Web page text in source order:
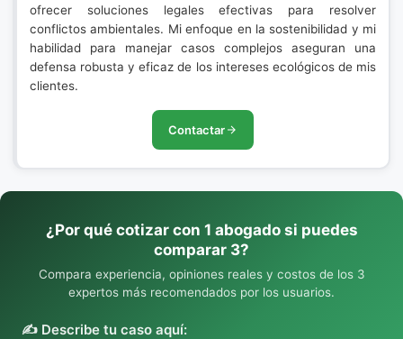
ofrecer soluciones legales efectivas para resolver
conflictos ambientales. Mi enfoque en la sostenibilidad y mi
habilidad para manejar casos complejos aseguran una
defensa robusta y eficaz de los intereses ecológicos de mis
clientes.
Contactar
¿Por qué cotizar con 1 abogado si puedes
comparar 3?
Compara experiencia, opiniones reales y costos de los 3
expertos más recomendados por los usuarios.
✍️ Describe tu caso aquí: